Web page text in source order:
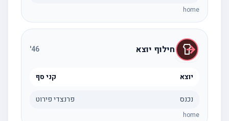
home
חילוף יוצא 46
'
יוצא קני סף
נכנס פרנצדי פירוט
home